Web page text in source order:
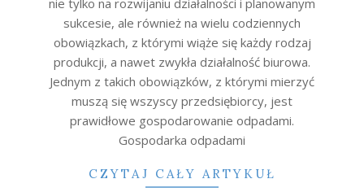
sukcesie, ale również na wielu codziennych
obowiązkach, z którymi wiąże się każdy rodzaj
produkcji, a nawet zwykła działalność biurowa.
Jednym z takich obowiązków, z którymi mierzyć
muszą się wszyscy przedsiębiorcy, jest
prawidłowe gospodarowanie odpadami.
Gospodarka odpadami
CZYTAJ CAŁY ARTYKUŁ